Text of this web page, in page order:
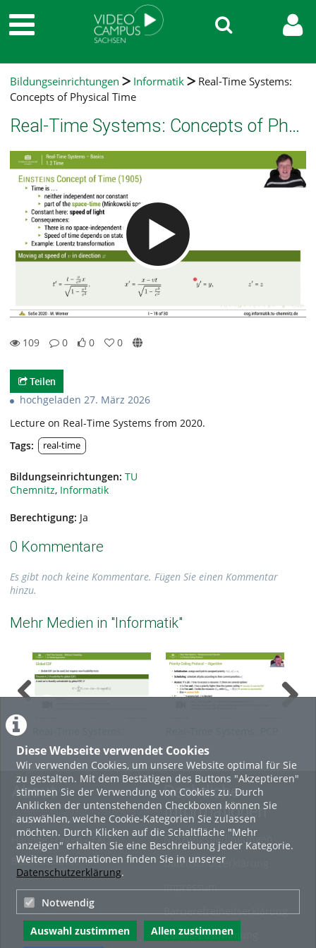
Diese Webseite verwendet Cookies
Wir verwenden Cookies, um unsere Website optimal für Sie
zu gestalten. Mit dem Bestätigen des Buttons "Akzeptieren"
stimmen Sie der Verwendung von Cookies zu. Durch
Anklicken der untenstehenden Checkboxen können Sie
auswählen, welche Cookie-Kategorien Sie zulassen
möchten. Durch Klicken auf die Schaltfläche "Mehr
anzeigen" erhalten Sie eine Beschreibung jeder Kategorie.
Weitere Informationen finden Sie in unserer
Datenschutzerklärung.
Notwendig
Auswahl zustimmen Allen zustimmen
Bildungseinrichtungen Informatik
Real-Time Systems:
Concepts of Physical Time
Real-Time Systems: Concepts of Physical Time
109
0
0
0
Teilen
hochgeladen 27. März 2026
Lecture on Real-Time Systems from 2020.
Tags:
real-time
Bildungseinrichtungen: TU
Chemnitz, Informatik
Berechtigung: Ja
0 Kommentare
Es gibt noch keine Kommentare. Fügen Sie einen Kommentar
hinzu.
Mehr Medien in "Informatik"
Multicore Scheduling -
Global Approaches
About
Erste Schritte
Häufige Fragen - FAQ
Betriebsstatus
Rechtliche
Informationen
Nutzungsbedingungen
Datenschutzerklärung
Impressum
Barrierefreiheitserklärung
Cookie-Zustimmung